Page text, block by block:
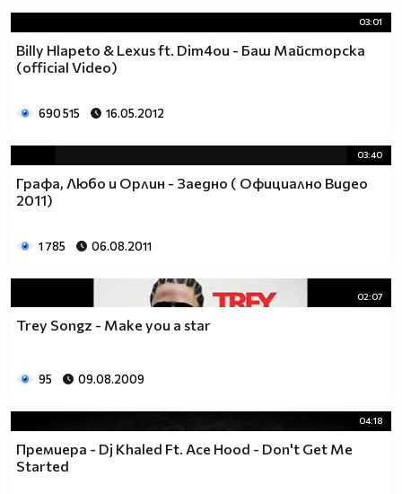
03:01
Billy Hlapeto & Lexus ft. Dim4ou - Баш Майсторска
(official Video)
690 515 16.05.2012
03:40
Графа, Любо и Орлин - Заедно ( Официално Видео
2011)
1 785 06.08.2011
02:07
Trey Songz - Make you a star
95 09.08.2009
04:18
Премиера - Dj Khaled Ft. Ace Hood - Don't Get Me
Started